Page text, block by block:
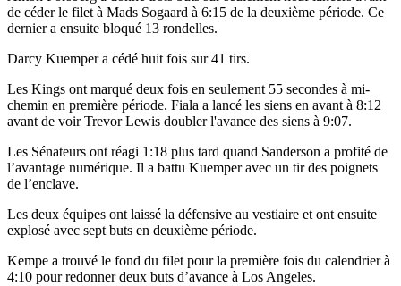
de céder le filet à Mads Sogaard à 6:15 de la deuxième période. Ce
dernier a ensuite bloqué 13 rondelles.
Darcy Kuemper a cédé huit fois sur 41 tirs.
Les Kings ont marqué deux fois en seulement 55 secondes à mi-
chemin en première période. Fiala a lancé les siens en avant à 8:12
avant de voir Trevor Lewis doubler l'avance des siens à 9:07.
Les Sénateurs ont réagi 1:18 plus tard quand Sanderson a profité de
l’avantage numérique. Il a battu Kuemper avec un tir des poignets
de l’enclave.
Les deux équipes ont laissé la défensive au vestiaire et ont ensuite
explosé avec sept buts en deuxième période.
Kempe a trouvé le fond du filet pour la première fois du calendrier à
4:10 pour redonner deux buts d’avance à Los Angeles.